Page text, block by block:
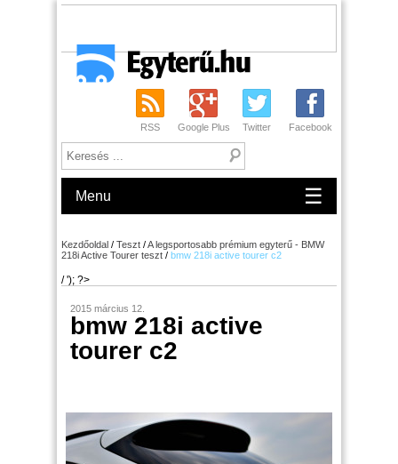
RSS Google Plus Twitter Facebook
Menu ☰
Kezdőoldal / Teszt /A legsportosabb prémium egyterű - BMW
218i Active Tourer teszt / bmw 218i active tourer c2
/ '); ?>
2015 március 12.
bmw 218i active
tourer c2